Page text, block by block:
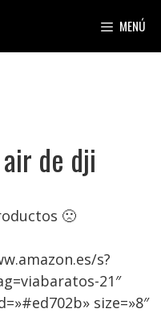
MENÚ
de dji
🙁
s?
21″
size=»8″